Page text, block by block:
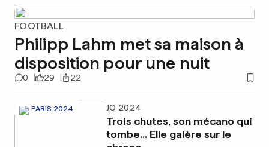
FOOTBALL
Philipp Lahm met sa maison à
disposition pour une nuit
0 29 22
PARIS 2024 JO 2024
Trois chutes, son mécano qui
tombe... Elle galère sur le